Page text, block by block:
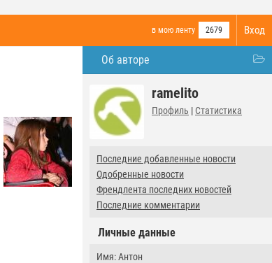
Вход
в мою ленту 2679
Об авторе
ramelito
Профиль | Статистика
Последние добавленные новости
Одобренные новости
Френдлента последних новостей
Последние комментарии
Личные данные
Имя: Антон